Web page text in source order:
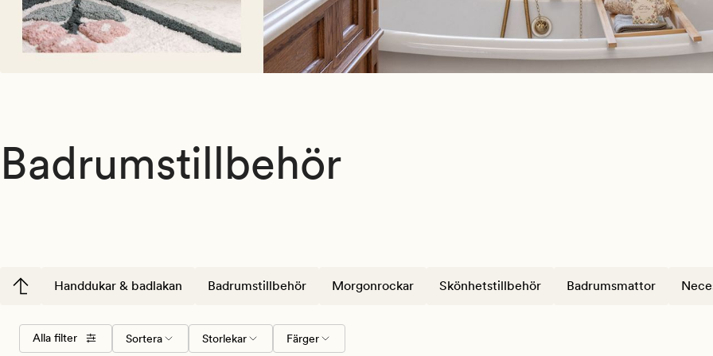
Badrumstillbehör
Handdukar & badlakan Badrumstillbehör Morgonrockar Skönhetstillbehör Badrumsmattor
Alla filter
Välj
sorteringsordning
Sortera Storlekar
Storlekar Färger
Färger